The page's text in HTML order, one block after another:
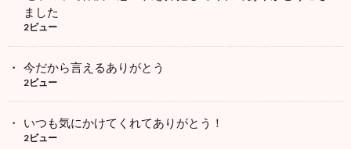
ました
2ビュー
今だから言えるありがとう
2ビュー
いつも気にかけてくれてありがとう！
2ビュー